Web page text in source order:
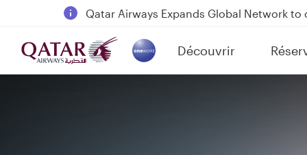
Qatar Airways Expands Global Network to
Passengers flying between Doha and
18 June 2026: Updates on Travelling with
6 August 2026: Qatar Airways flight
Découvrir
(active)